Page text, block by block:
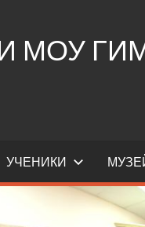
МОУ
УЧЕНИКИ